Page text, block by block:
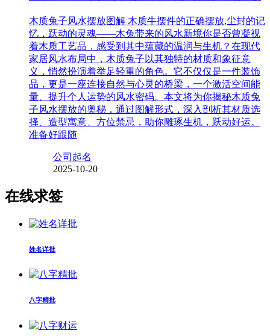
木质兔子风水摆放图解 木质牛摆件的正确摆放,尘封的记
忆，跃动的灵魂——木兔带来的风水新境你是否曾凝视
着木质工艺品，感受到其中蕴藏的温润与生机？在现代
家居风水布局中，木质兔子以其独特的材质和象征意
义，悄然扮演着举足轻重的角色。它不仅仅是一件装饰
品，更是一座连接自然与心灵的桥梁，一个激活空间能
量、提升个人运势的风水密码。本文将为你揭秘木质兔
子风水摆放的奥秘，通过图解形式，深入剖析其材质选
择、造型寓意、方位禁忌，助你雕琢生机，跃动好运。
准备好跟随
公司起名
2025-10-20
在线求签
姓名详批
八字精批